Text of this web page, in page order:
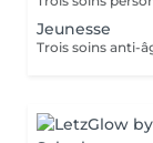
Jeunesse